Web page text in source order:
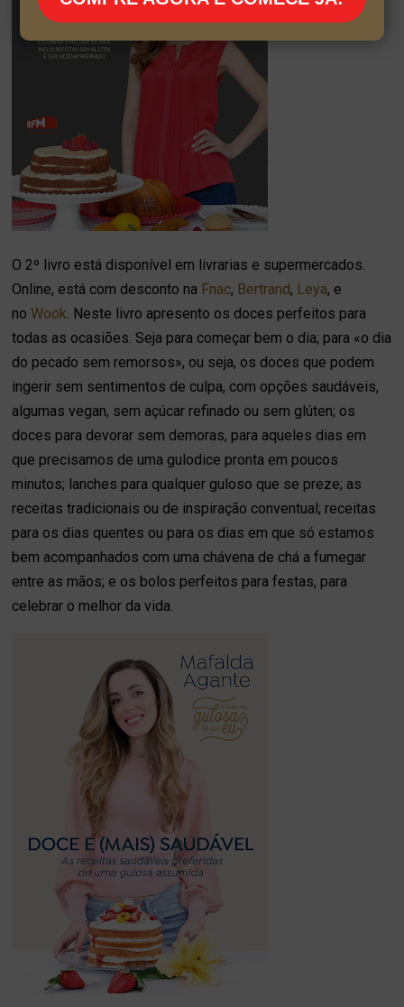
O 2º livro está disponível em livrarias e supermercados.
Online, está com desconto na Fnac, Bertrand, Leya, e
noWook. Neste livro apresento os doces perfeitos para
todas as ocasiões. Seja para começar bem o dia; para «o dia
do pecado sem remorsos», ou seja, os doces que podem
ingerir sem sentimentos de culpa, com opções saudáveis,
algumas vegan, sem açúcar refinado ou sem glúten; os
doces para devorar sem demoras, para aqueles dias em
que precisamos de uma gulodice pronta em poucos
minutos; lanches para qualquer guloso que se preze; as
receitas tradicionais ou de inspiração conventual; receitas
para os dias quentes ou para os dias em que só estamos
bem acompanhados com uma chávena de chá a fumegar
entre as mãos; e os bolos perfeitos para festas, para
celebrar o melhor da vida.